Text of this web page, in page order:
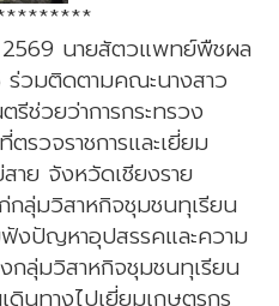
นายสัตวแพทย์พืชผล
วมติดตามคณะนางสาว
ช่วยว่าการกระทรวง
รวจราชการและเยี่ยม
าย จังหวัดเชียงราย
ลุ่มวิสาหกิจชุมชนทุเรียน
งปัญหาอุปสรรคและความ
กลุ่มวิสาหกิจชุมชนทุเรียน
นทางไปเยี่ยมเกษตรกร